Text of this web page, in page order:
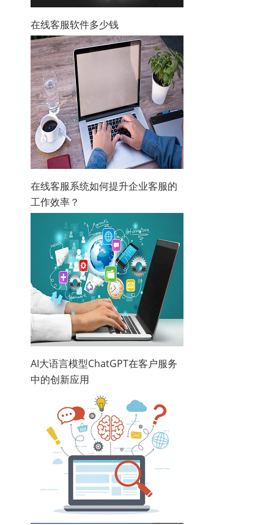
在线客服软件多少钱
在线客服系统如何提升企业客服的
工作效率？
AI大语言模型ChatGPT在客户服务
中的创新应用